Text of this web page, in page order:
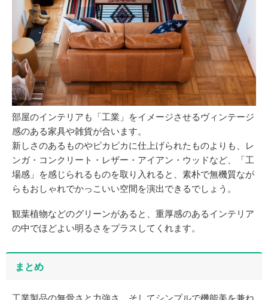
部屋のインテリアも「工業」をイメージさせるヴィンテージ
感のある家具や雑貨が合います。
新しさのあるものやピカピカに仕上げられたものよりも、レ
ンガ・コンクリート・レザー・アイアン・ウッドなど、「工
場感」を感じられるものを取り入れると、素朴で無機質なが
らもおしゃれでかっこいい空間を演出できるでしょう。
観葉植物などのグリーンがあると、重厚感のあるインテリア
の中でほどよい明るさをプラスしてくれます。
まとめ
工業製品の無骨さと力強さ、そしてシンプルで機能美を兼ね